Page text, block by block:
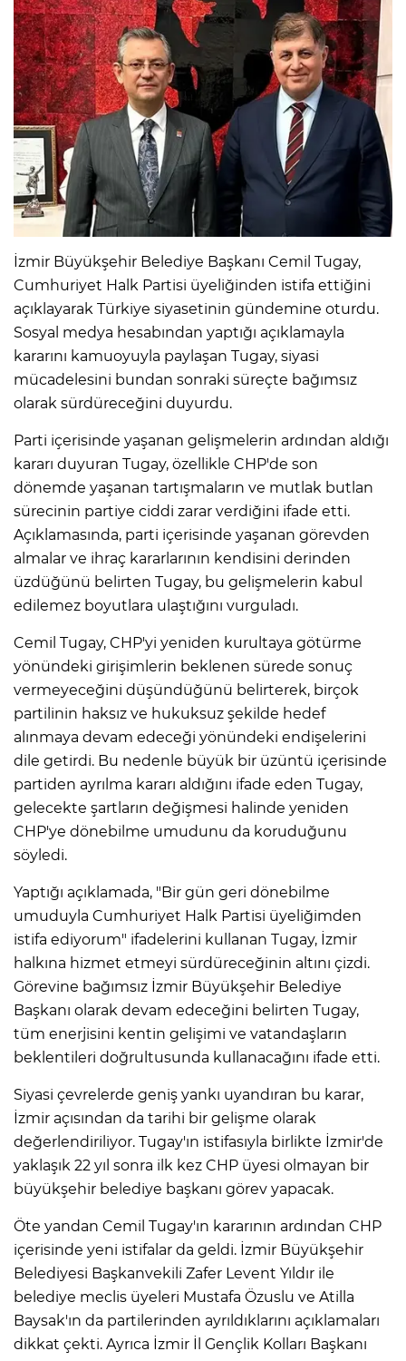
İzmir Büyükşehir Belediye Başkanı Cemil Tugay,
Cumhuriyet Halk Partisi üyeliğinden istifa ettiğini
açıklayarak Türkiye siyasetinin gündemine oturdu.
Sosyal medya hesabından yaptığı açıklamayla
kararını kamuoyuyla paylaşan Tugay, siyasi
mücadelesini bundan sonraki süreçte bağımsız
olarak sürdüreceğini duyurdu.
Parti içerisinde yaşanan gelişmelerin ardından aldığı
kararı duyuran Tugay, özellikle CHP'de son
dönemde yaşanan tartışmaların ve mutlak butlan
sürecinin partiye ciddi zarar verdiğini ifade etti.
Açıklamasında, parti içerisinde yaşanan görevden
almalar ve ihraç kararlarının kendisini derinden
üzdüğünü belirten Tugay, bu gelişmelerin kabul
edilemez boyutlara ulaştığını vurguladı.
Cemil Tugay, CHP'yi yeniden kurultaya götürme
yönündeki girişimlerin beklenen sürede sonuç
vermeyeceğini düşündüğünü belirterek, birçok
partilinin haksız ve hukuksuz şekilde hedef
alınmaya devam edeceği yönündeki endişelerini
dile getirdi. Bu nedenle büyük bir üzüntü içerisinde
partiden ayrılma kararı aldığını ifade eden Tugay,
gelecekte şartların değişmesi halinde yeniden
CHP'ye dönebilme umudunu da koruduğunu
söyledi.
Yaptığı açıklamada, "Bir gün geri dönebilme
umuduyla Cumhuriyet Halk Partisi üyeliğimden
istifa ediyorum" ifadelerini kullanan Tugay, İzmir
halkına hizmet etmeyi sürdüreceğinin altını çizdi.
Görevine bağımsız İzmir Büyükşehir Belediye
Başkanı olarak devam edeceğini belirten Tugay,
tüm enerjisini kentin gelişimi ve vatandaşların
beklentileri doğrultusunda kullanacağını ifade etti.
Siyasi çevrelerde geniş yankı uyandıran bu karar,
İzmir açısından da tarihi bir gelişme olarak
değerlendiriliyor. Tugay'ın istifasıyla birlikte İzmir'de
yaklaşık 22 yıl sonra ilk kez CHP üyesi olmayan bir
büyükşehir belediye başkanı görev yapacak.
Öte yandan Cemil Tugay'ın kararının ardından CHP
içerisinde yeni istifalar da geldi. İzmir Büyükşehir
Belediyesi Başkanvekili Zafer Levent Yıldır ile
belediye meclis üyeleri Mustafa Özuslu ve Atilla
Baysak'ın da partilerinden ayrıldıklarını açıklamaları
dikkat çekti. Ayrıca İzmir İl Gençlik Kolları Başkanı